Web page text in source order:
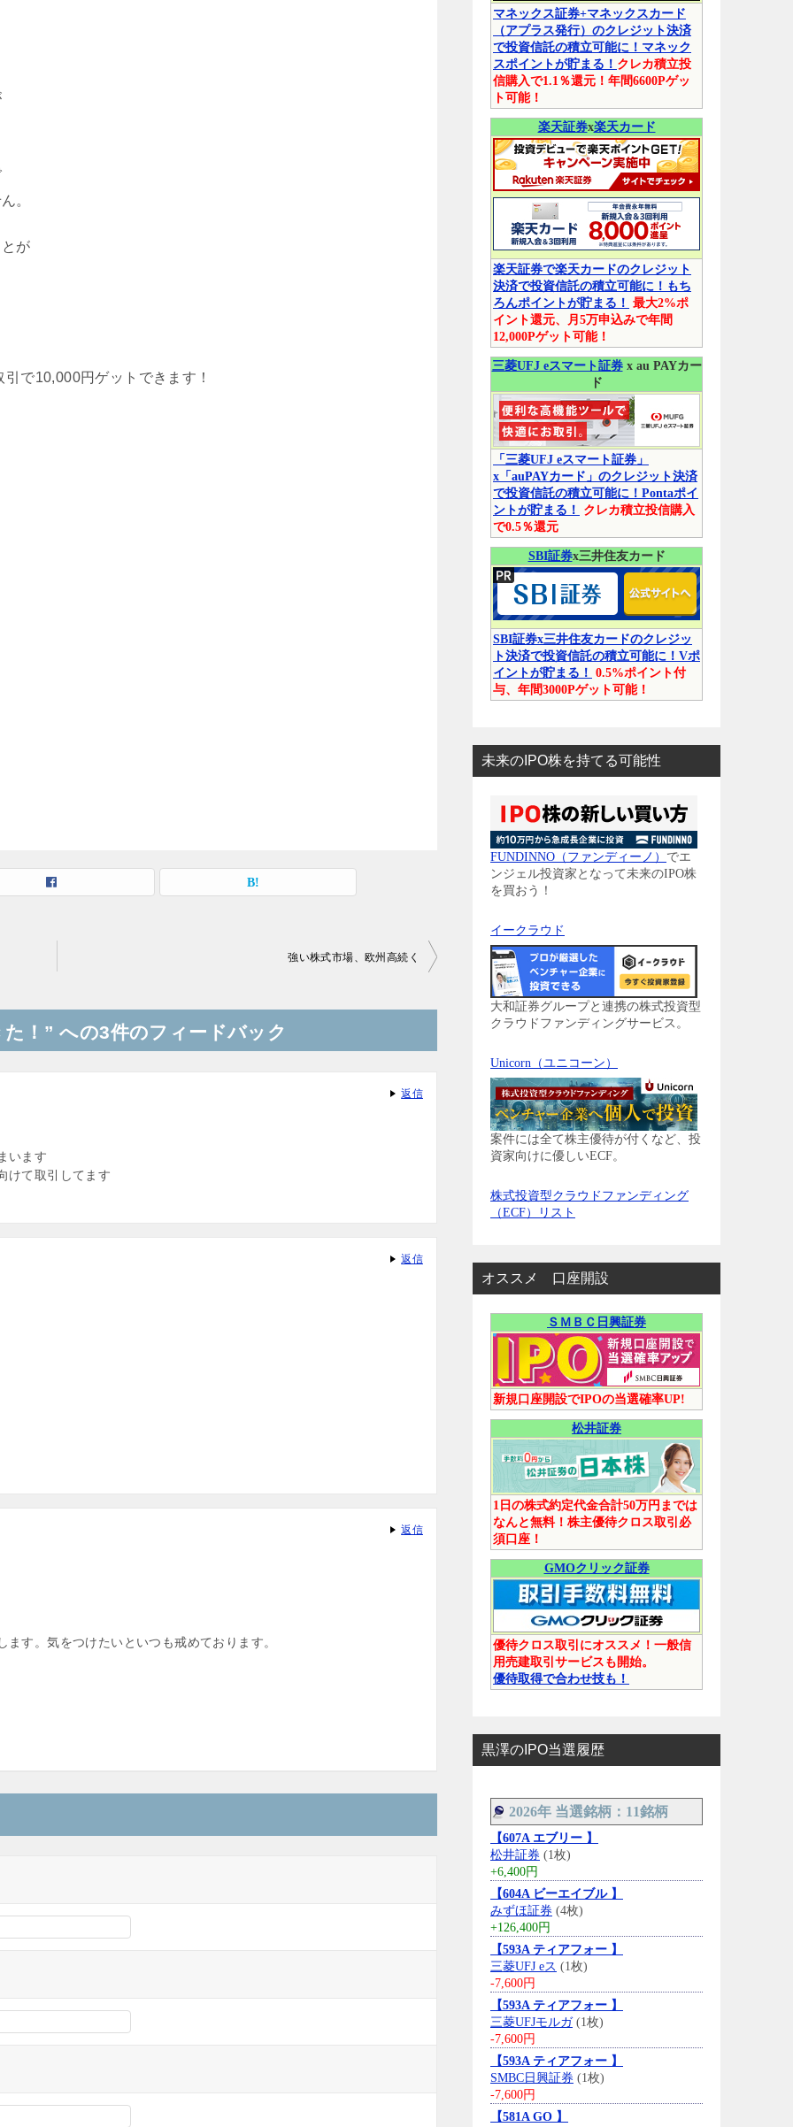
。
が
で10,000円ゲットできます！
強い株式市場、欧州高続く
！” への3件のフィードバック
います
けて取引してます
返信
返信
す。気をつけたいといつも戒めております。
返信
マネックス証券+マネックスカード
（アプラス発行）のクレジット決済
で投資信託の積立可能に！マネック
スポイントが貯まる！ クレカ積立投
信購入で1.1％還元！年間6600Pゲッ
ト可能！
楽天証券x楽天カード
楽天証券で楽天カードのクレジット
決済で投資信託の積立可能に！もち
ろんポイントが貯まる！ 最大2%ポ
イント還元、月5万申込みで年間
12,000Pゲット可能！
三菱UFJ eスマート証券x au PAYカー
ド
「三菱UFJ eスマート証券」
x「auPAYカード」のクレジット決済
で投資信託の積立可能に！Pontaポイ
ントが貯まる！
クレカ積立投信購入
で0.5％還元
SBI証券x三井住友カード
SBI証券x三井住友カードのクレジッ
ト決済で投資信託の積立可能に！Vポ
イントが貯まる！ 0.5%ポイント付
与、年間3000Pゲット可能！
未来のIPO株を持てる可能性
FUNDINNO（ファンディーノ） でエ
ンジェル投資家となって未来のIPO株
を買おう！
イークラウド
大和証券グループと連携の株式投資型
クラウドファンディングサービス。
Unicorn（ユニコーン）
案件には全て株主優待が付くなど、投
資家向けに優しいECF。
株式投資型クラウドファンディング
（ECF）リスト
オススメ 口座開設
ＳＭＢＣ日興証券
新規口座開設でIPOの当選確率UP!
松井証券
1日の株式約定代金合計50万円までは
なんと無料！株主優待クロス取引必
須口座！
GMOクリック証券
優待クロス取引にオススメ！一般信
用売建取引サービスも開始。
優待取得で合わせ技も！
黒澤のIPO当選履歴
2026年 当選銘柄：11銘柄
【607A エブリー 】
松井証券 (1枚)
+6,400円
【604A ビーエイブル 】
みずほ証券 (4枚)
+126,400円
【593A ティアフォー 】
三菱UFJ eス (1枚)
-7,600円
【593A ティアフォー 】
三菱UFJモルガ(1枚)
-7,600円
【593A ティアフォー 】
SMBC日興証券 (1枚)
-7,600円
【581A GO 】